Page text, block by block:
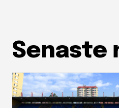
Senaste